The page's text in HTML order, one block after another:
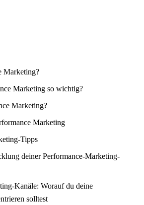
Marketing?
Marketing so wichtig?
Marketing?
Marketing
Tipps
deiner Performance-Marketing-
Kanäle: Worauf du deine
solltest